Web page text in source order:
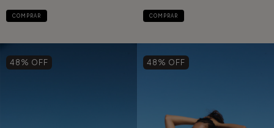
COMPRAR COMPRAR
48 % OFF 48 % OFF